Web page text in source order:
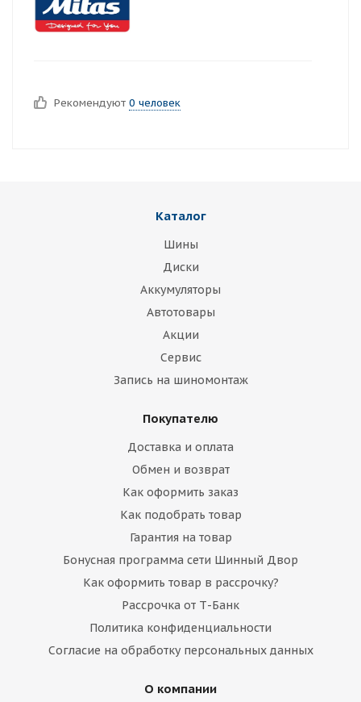
Рекомендуют 0 человек
Каталог
Шины
Диски
Аккумуляторы
Автотовары
Акции
Сервис
Запись на шиномонтаж
Покупателю
Доставка и оплата
Обмен и возврат
Как оформить заказ
Как подобрать товар
Гарантия на товар
Бонусная программа сети Шинный Двор
Как оформить товар в рассрочку?
Рассрочка от Т-Банк
Политика конфиденциальности
Согласие на обработку персональных данных
О компании